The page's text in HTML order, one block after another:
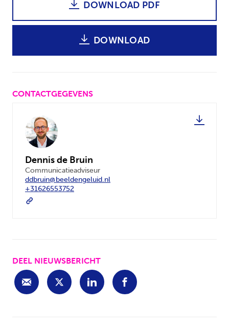
DOWNLOAD PDF
DOWNLOAD
CONTACTGEGEVENS
Dennis de Bruin
Communicatieadviseur
ddbruin@beeldengeluid.nl
+31626553752
DEEL NIEUWSBERICHT